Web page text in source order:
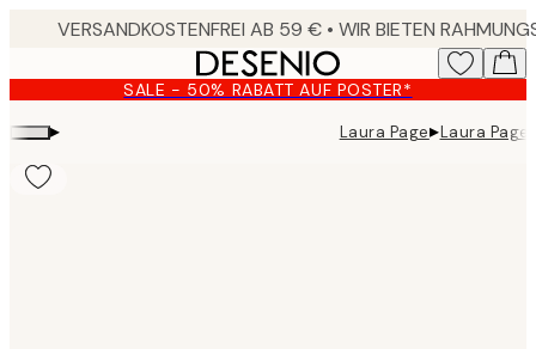
content.
SALE - 50% RABATT AUF POSTER*
▸ Laura Page▸Laura